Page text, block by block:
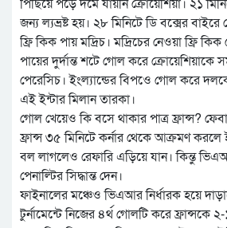
পিছিয়ে পড়ে দমে যায়নি ক্রোয়েশিয়া। ২১
জন্য ল্যভ্রষ্ট হয়। ২৮ মিনিটে ডি বক্সের
ফ্রি কিক পায় মদ্রিচ। মদ্রিচের নেওয়া ফ্রি
পায়ের দুর্দান্ত শটে গোল করে ক্রোয়েশিয়াকে
পেরেসিচ। ইংল্যান্ডের বিপওে গোল করে
এই ইন্টার মিলান তারকা।
গোল খেয়েও কি বসে থাকার পাত্র ফ্রান্স?
ফ্রান্স ৩৫ মিনিটে কর্নার থেকে আক্রমণ করলে
বল লাগলেও রেফারি এড়িয়ে যান। কিন্তু
পেনাল্টির সিদ্ধান্ত দেন।
ফাইনালের মঞ্চেও ভিএআর নির্ধারক হয়ে
টুর্নামেন্টে নিজের ৪র্থ গোলটি করে ফ্রান্সকে